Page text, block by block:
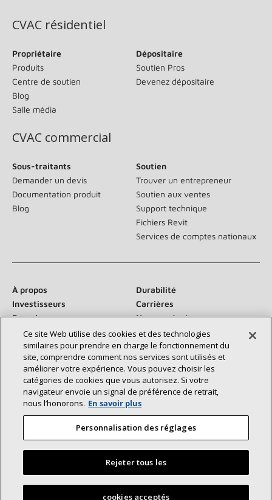
CVAC résidentiel
Propriétaire
Produits
Centre de soutien
Blog
Salle média
Dépositaire
Soutien Pros
Devenez dépositaire
CVAC commercial
Sous-traitants
Demander un devis
Documentation produit
Blog
Soutien
Trouver un entrepreneur
Soutien aux ventes
Support technique
Fichiers Revit
Services de comptes nationaux
À propos
Durabilité
Investisseurs
Carrières
Fournisseurs
Nous contacter
Salle de presse
Communiquez avec nous :
©2026 Lennox International Inc.
Déclaration d’accessibilité
Confidentialité
Conditions générales
Ce site Web utilise des cookies et des technologies
similaires pour prendre en charge le fonctionnement du
site, comprendre comment nos services sont utilisés et
améliorer votre expérience. Vous pouvez choisir les
catégories de cookies que vous autorisez. Si votre
navigateur envoie un signal de préférence de retrait,
nous l’honorons. En savoir plus
Personnalisation des réglages
Rejeter tous les
cookies acceptés